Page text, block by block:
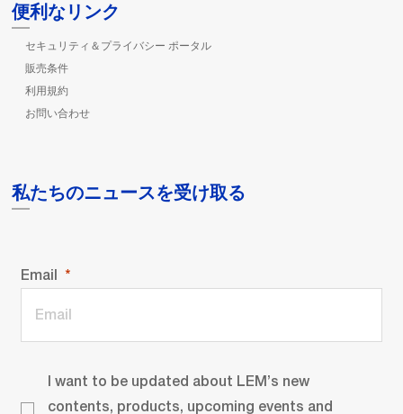
便利なリンク
セキュリティ＆プライバシー ポータル
販売条件
利用規約
お問い合わせ
私たちのニュースを受け取る
Email
I want to be updated about LEM’s new
contents, products, upcoming events and